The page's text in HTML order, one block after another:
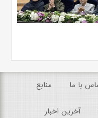
با ما منابع
آخرین اخبار